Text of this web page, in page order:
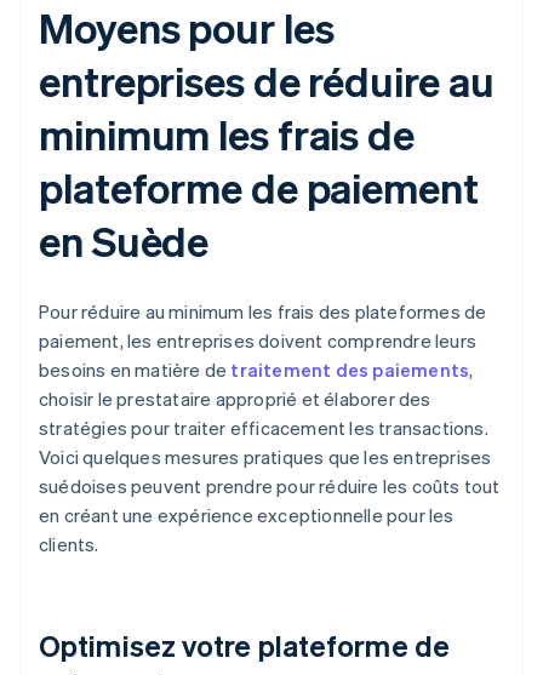
Moyens pour les
entreprises de réduire au
minimum les frais de
plateforme de paiement
en Suède
Pour réduire au minimum les frais des plateformes de
paiement, les entreprises doivent comprendre leurs
besoins en matière de traitement des paiements,
choisir le prestataire approprié et élaborer des
stratégies pour traiter efficacement les transactions.
Voici quelques mesures pratiques que les entreprises
suédoises peuvent prendre pour réduire les coûts tout
en créant une expérience exceptionnelle pour les
clients.
Optimisez votre plateforme de